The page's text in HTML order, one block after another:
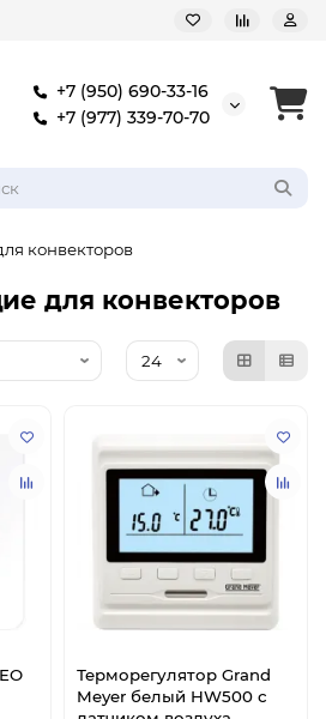
+7 (950) 690-33-16
+7 (977) 339-70-70
конвекторов
для конвекторов
Терморегулятор Grand
Meyer белый HW500 с